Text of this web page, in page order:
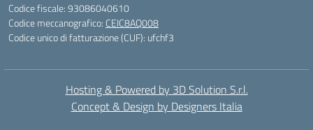
Codice fiscale: 93086040610
Codice meccanografico: CEIC8AQ008
Codice unico di fatturazione (CUF): ufchf3
Hosting & Powered by 3D Solution S.r.l.
Concept & Design by Designers Italia